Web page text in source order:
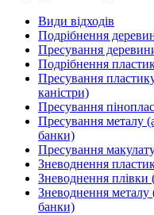
Види відходів
Подрібнення
Пресування
Подрібнення
Пресування
каністри)
Пресування
Пресування металу
банки)
Пресування
Зневоднення
Зневоднення
Зневоднення металу
банки)